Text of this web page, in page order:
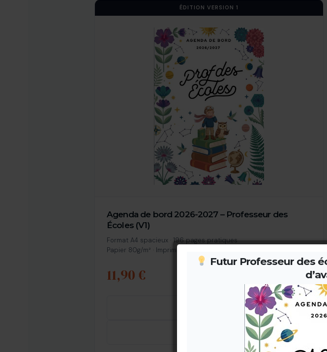
ÉDITION VERSION 1
Agenda de bord 2026-2027 – Professeur des
Écoles (V1)
Format A4 spacieux · 196 pages pratiques
Papier 80g/m² · Imprimé en France
11,90 €
Futur Professeur des